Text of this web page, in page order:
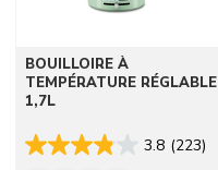
BOUILLOIRE À
TEMPÉRATURE RÉGLABLE
1,7L
3.8 (223)